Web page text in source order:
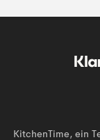
KitchenTime, ein